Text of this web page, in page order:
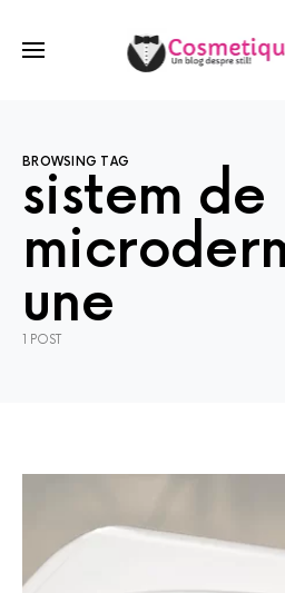
BROWSING TAG
sistem de
une
1 POST